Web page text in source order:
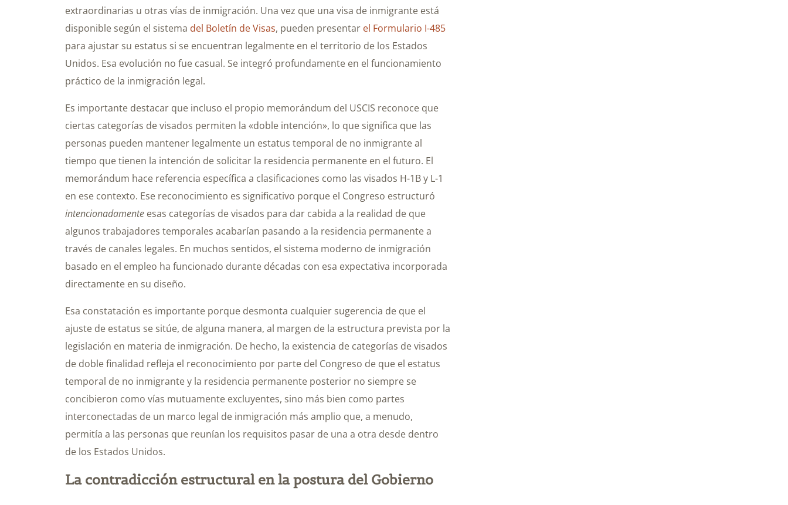
extraordinarias u otras vías de inmigración. Una vez que una visa de inmigrante está
disponible según el sistema del Boletín de Visas, pueden presentar el Formulario I-485
para ajustar su estatus si se encuentran legalmente en el territorio de los Estados
Unidos. Esa evolución no fue casual. Se integró profundamente en el funcionamiento
práctico de la inmigración legal.
Es importante destacar que incluso el propio memorándum del USCIS reconoce que
ciertas categorías de visados permiten la «doble intención», lo que significa que las
personas pueden mantener legalmente un estatus temporal de no inmigrante al
tiempo que tienen la intención de solicitar la residencia permanente en el futuro. El
memorándum hace referencia específica a clasificaciones como las visados H-1B y L-1
en ese contexto. Ese reconocimiento es significativo porque el Congreso estructuró
intencionadamente esas categorías de visados para dar cabida a la realidad de que
algunos trabajadores temporales acabarían pasando a la residencia permanente a
través de canales legales. En muchos sentidos, el sistema moderno de inmigración
basado en el empleo ha funcionado durante décadas con esa expectativa incorporada
directamente en su diseño.
Esa constatación es importante porque desmonta cualquier sugerencia de que el
ajuste de estatus se sitúe, de alguna manera, al margen de la estructura prevista por la
legislación en materia de inmigración. De hecho, la existencia de categorías de visados
de doble finalidad refleja el reconocimiento por parte del Congreso de que el estatus
temporal de no inmigrante y la residencia permanente posterior no siempre se
concibieron como vías mutuamente excluyentes, sino más bien como partes
interconectadas de un marco legal de inmigración más amplio que, a menudo,
permitía a las personas que reunían los requisitos pasar de una a otra desde dentro
de los Estados Unidos.
La contradicción estructural en la postura del Gobierno